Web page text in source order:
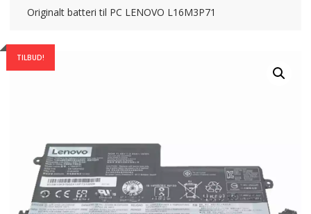
Originalt batteri til PC LENOVO L16M3P71
TILBUD!